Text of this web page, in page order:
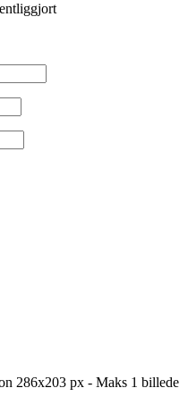
286x203 px - Maks 1 billede